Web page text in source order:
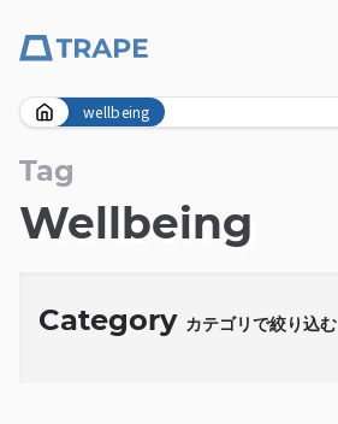
Skip
content
wellbeing
Tag
Wellbeing
Category カテゴリで絞り込む